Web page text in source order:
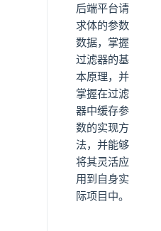
后端平台请
求体的参数
数据，掌握
过滤器的基
本原理，并
掌握在过滤
器中缓存参
数的实现方
法，并能够
将其灵活应
用到自身实
际项目中。